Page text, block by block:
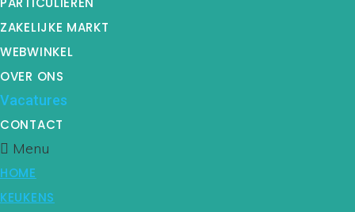
ZAKELIJKE MARKT
WEBWINKEL
OVER ONS
Vacatures
CONTACT
Menu
HOME
KEUKENS